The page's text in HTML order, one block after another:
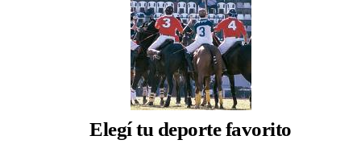
Elegí tu deporte favorito